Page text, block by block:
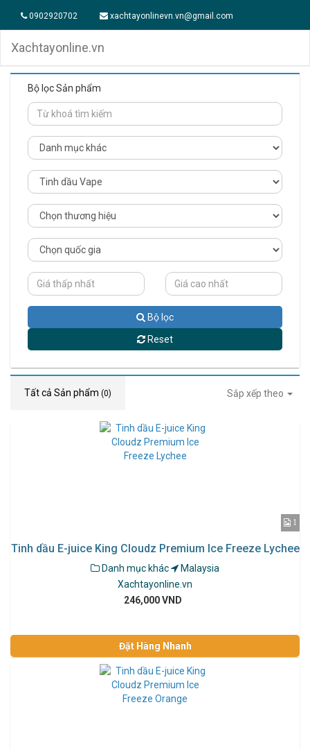
0902920702 xachtayonlinevn.vn@gmail.com
Xachtayonline.vn
Bộ lọc Sản phẩm
Bộ lọc
Reset
Tất cả Sản phẩm (0) Sắp xếp theo
1
Tinh dầu E-juice King Cloudz Premium Ice Freeze Lychee
Danh mục khác
Malaysia
Xachtayonline.vn
246,000 VND
Đặt Hàng Nhanh